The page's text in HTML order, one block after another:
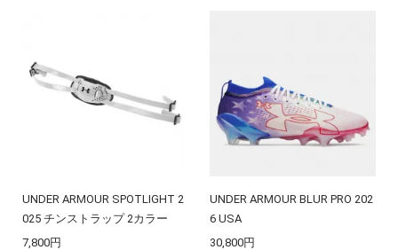
UNDER ARMOUR SPOTLIGHT 2
025 チンストラップ 2カラー
7,800円
UNDER ARMOUR BLUR PRO 202
6 USA
30,800円